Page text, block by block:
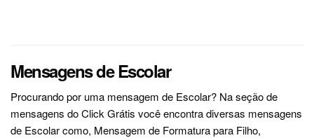
Mensagens de Escolar
Procurando por uma mensagem de Escolar? Na seção de
mensagens do Click Grátis você encontra diversas mensagens
de Escolar como, Mensagem de Formatura para Filho,